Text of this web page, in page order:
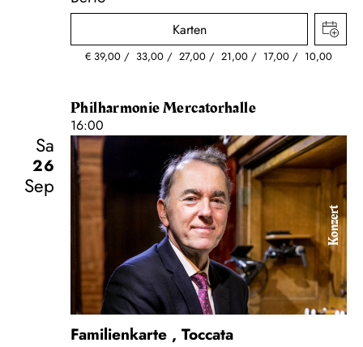
Karten
€ 39,00 33,00 27,00 21,00 17,00 10,00
Philharmonie Mercatorhalle
16:00
Sa
26
Sep
Konzert
Familienkarte , Toccata